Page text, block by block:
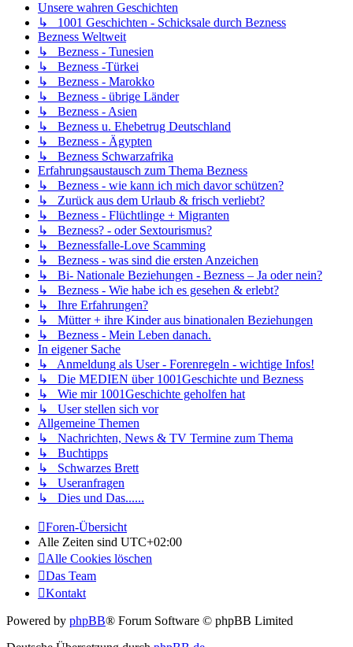
Unsere wahren Geschichten
↳ 1001 Geschichten - Schicksale durch Bezness
Bezness Weltweit
↳ Bezness - Tunesien
↳ Bezness -Türkei
↳ Bezness - Marokko
↳ Bezness - übrige Länder
↳ Bezness - Asien
↳ Bezness u. Ehebetrug Deutschland
↳ Bezness - Ägypten
↳ Bezness Schwarzafrika
Erfahrungsaustausch zum Thema Bezness
↳ Bezness - wie kann ich mich davor schützen?
↳ Zurück aus dem Urlaub & frisch verliebt?
↳ Bezness - Flüchtlinge + Migranten
↳ Bezness? - oder Sextourismus?
↳ Beznessfalle-Love Scamming
↳ Bezness - was sind die ersten Anzeichen
↳ Bi- Nationale Beziehungen - Bezness – Ja oder nein?
↳ Bezness - Wie habe ich es gesehen & erlebt?
↳ Ihre Erfahrungen?
↳ Mütter + ihre Kinder aus binationalen Beziehungen
↳ Bezness - Mein Leben danach.
In eigener Sache
↳ Anmeldung als User - Forenregeln - wichtige Infos!
↳ Die MEDIEN über 1001Geschichte und Bezness
↳ Wie mir 1001Geschichte geholfen hat
↳ User stellen sich vor
Allgemeine Themen
↳ Nachrichten, News & TV Termine zum Thema
↳ Buchtipps
↳ Schwarzes Brett
↳ Useranfragen
↳ Dies und Das......
Foren-Übersicht
Alle Zeiten sind UTC+02:00
Alle Cookies löschen
Das Team
Kontakt
Powered by phpBB® Forum Software © phpBB Limited